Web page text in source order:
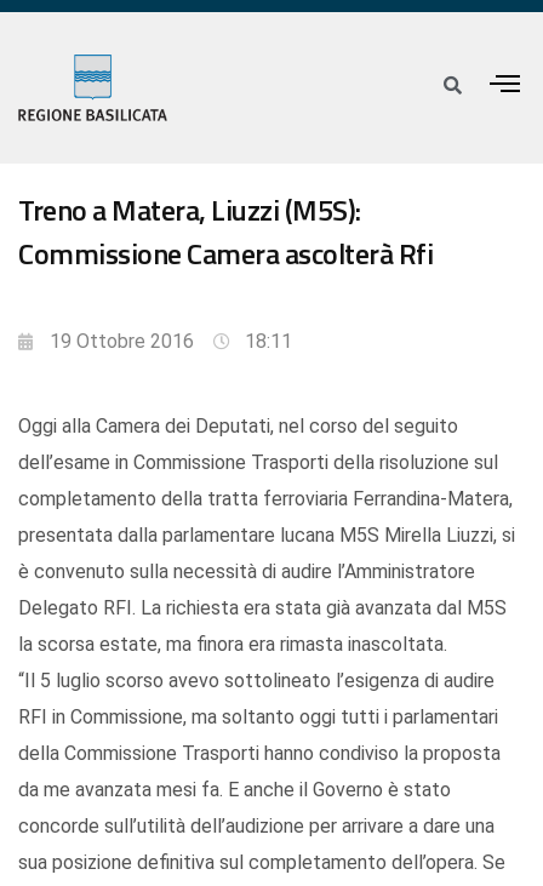
Treno a Matera, Liuzzi (M5S):
Commissione Camera ascolterà Rfi
19 Ottobre 2016 18:11
Oggi alla Camera dei Deputati, nel corso del seguito
dell’esame in Commissione Trasporti della risoluzione sul
completamento della tratta ferroviaria Ferrandina-Matera,
presentata dalla parlamentare lucana M5S Mirella Liuzzi, si
è convenuto sulla necessità di audire l’Amministratore
Delegato RFI. La richiesta era stata già avanzata dal M5S
la scorsa estate, ma finora era rimasta inascoltata.
“Il 5 luglio scorso avevo sottolineato l’esigenza di audire
RFI in Commissione, ma soltanto oggi tutti i parlamentari
della Commissione Trasporti hanno condiviso la proposta
da me avanzata mesi fa. E anche il Governo è stato
concorde sull’utilità dell’audizione per arrivare a dare una
sua posizione definitiva sul completamento dell’opera. Se